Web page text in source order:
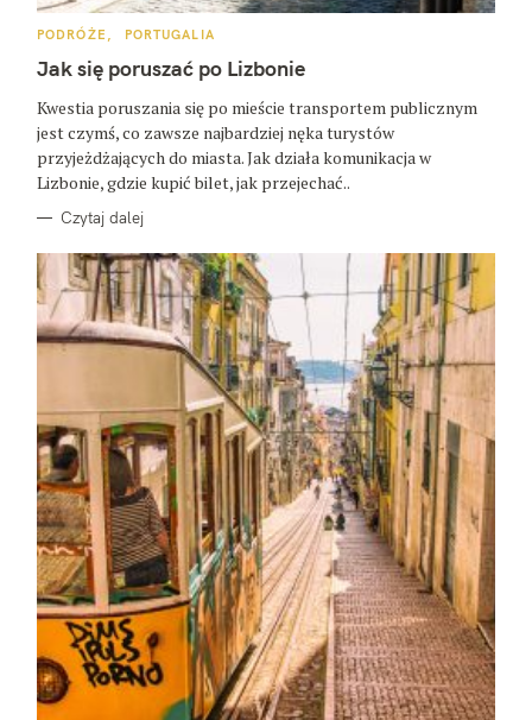
K
T
E
O
R
I
E
PODRÓŻE PORTUGALIA
Jak się poruszać po Lizbonie
Kwestia poruszania się po mieście transportem publicznym
jest czymś, co zawsze najbardziej nęka turystów
przyjeżdżających do miasta. Jak działa komunikacja w
Lizbonie, gdzie kupić bilet, jak przejechać..
Czytaj dalej